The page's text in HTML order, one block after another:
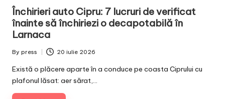
in
Închirieri auto Cipru: 7 lucruri de verificat
înainte să închiriezi o decapotabilă în
Larnaca
Posted
by
By press 20 iulie 2026
Există o plăcere aparte în a conduce pe coasta Ciprului cu
plafonul lăsat: aer sărat,…